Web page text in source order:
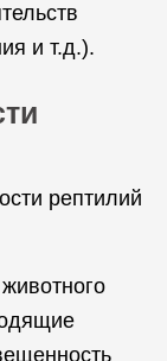
и т.д.).
рептилий